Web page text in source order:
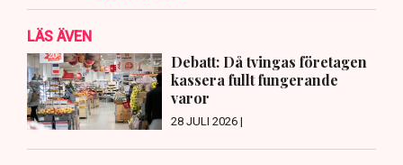
LÄS ÄVEN
Debatt: Då tvingas företagen
kassera fullt fungerande
varor
28 JULI 2026 |